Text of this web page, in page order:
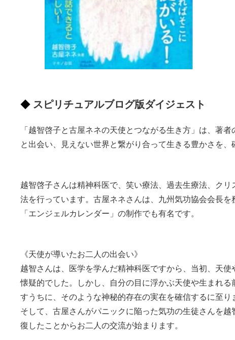
スピリチュアルブログ版ダイジェスト
「越智啓子と古屋ネネの天使とつながる生き方」は、著
と出会い、見えない世界と繋がり合って生きる豊かさを、
越智啓子さんは精神科医で、笑い療法、過去生療法、ク
法を行っています。古屋ネネさんは、九州気功協会会長
「エンジェルカレンダー」の制作でも有名です。
《天使が導いたお二人の出会い》
越智さんは、医学を学んだ精神科医ですから、当初、天
懐疑的でした。しかし、自分の目に浮かぶ天使や生まれ
すうちに、そのような神秘的存在の実在を確信するに至り
そして、古屋さんがパニックに陥った気功の生徒さんを
復したことからお二人の交流が始まります。